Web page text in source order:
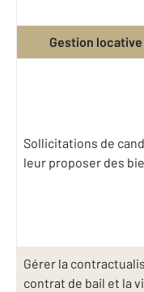
Gestion
Sollicitations de
leur proposer des
Gérer la
contrat de bail et la